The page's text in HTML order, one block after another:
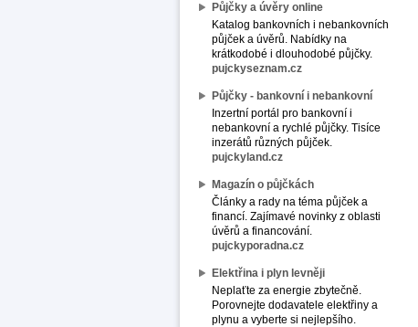
Půjčky a úvěry online
Katalog bankovních i nebankovních
půjček a úvěrů. Nabídky na
krátkodobé i dlouhodobé půjčky.
pujckyseznam.cz
Půjčky - bankovní i nebankovní
Inzertní portál pro bankovní i
nebankovní a rychlé půjčky. Tisíce
inzerátů různých půjček.
pujckyland.cz
Magazín o půjčkách
Články a rady na téma půjček a
financí. Zajímavé novinky z oblasti
úvěrů a financování.
pujckyporadna.cz
Elektřina i plyn levněji
Neplaťte za energie zbytečně.
Porovnejte dodavatele elektřiny a
plynu a vyberte si nejlepšího.